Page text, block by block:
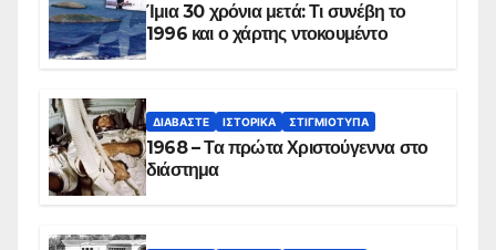
Ίμια 30 χρόνια μετά: Τι συνέβη το
1996 και ο χάρτης ντοκουμέντο
ΔΙΑΒΆΣΤΕ ΙΣΤΟΡΙΚΆ ΣΤΙΓΜΙΌΤΥΠΑ
1968 – Τα πρώτα Χριστούγεννα στο
διάστημα